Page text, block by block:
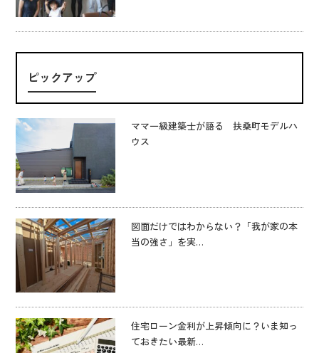
ピックアップ
ママ一級建築士が語る 扶桑町モデルハ
ウス
図面だけではわからない？「我が家の本
当の強さ」を実…
住宅ローン金利が上昇傾向に？いま知っ
ておきたい最新…